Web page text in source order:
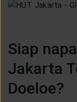
Siap
Jakarta
Doeloe?